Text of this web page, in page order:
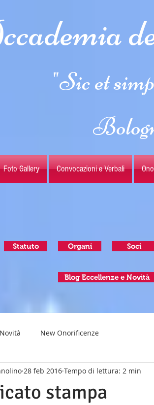
"Sic et
Foto Gallery Convocazioni e Verbali
Statuto Organi Soci
Blog Eccellenze e Novità
Novità New Onorificenze
stampa
28 feb 2016 Tempo di lettura: 2 min